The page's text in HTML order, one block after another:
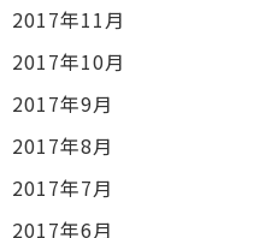
2017年11月
2017年10月
2017年9月
2017年8月
2017年7月
2017年6月